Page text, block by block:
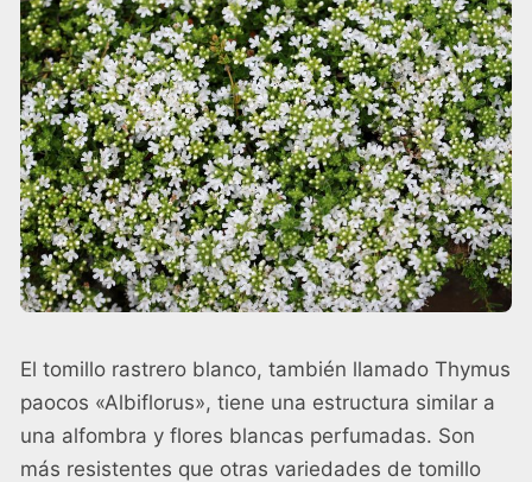
El tomillo rastrero blanco, también llamado Thymus
paocos «Albiflorus», tiene una estructura similar a
una alfombra y flores blancas perfumadas. Son
más resistentes que otras variedades de tomillo